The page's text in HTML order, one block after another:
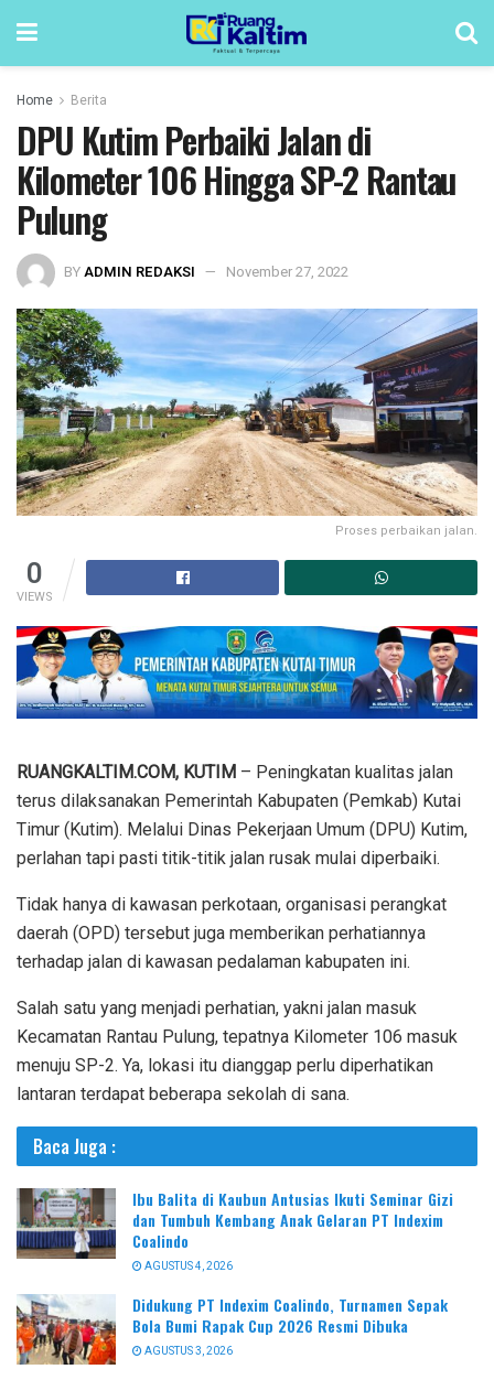
Home Berita
DPU Kutim Perbaiki Jalan di
Kilometer 106 Hingga SP-2 Rantau
Pulung
BYADMIN REDAKSI November 27, 2022
Proses perbaikan jalan.
0
VIEWS
RUANGKALTIM.COM, KUTIM – Peningkatan kualitas jalan
terus dilaksanakan Pemerintah Kabupaten (Pemkab) Kutai
Timur (Kutim). Melalui Dinas Pekerjaan Umum (DPU) Kutim,
perlahan tapi pasti titik-titik jalan rusak mulai diperbaiki.
Tidak hanya di kawasan perkotaan, organisasi perangkat
daerah (OPD) tersebut juga memberikan perhatiannya
terhadap jalan di kawasan pedalaman kabupaten ini.
Salah satu yang menjadi perhatian, yakni jalan masuk
Kecamatan Rantau Pulung, tepatnya Kilometer 106 masuk
menuju SP-2. Ya, lokasi itu dianggap perlu diperhatikan
lantaran terdapat beberapa sekolah di sana.
Baca Juga :
Ibu Balita di Kaubun Antusias Ikuti Seminar Gizi
dan Tumbuh Kembang Anak Gelaran PT Indexim
Coalindo
AGUSTUS 4, 2026
Didukung PT Indexim Coalindo, Turnamen Sepak
Bola Bumi Rapak Cup 2026 Resmi Dibuka
AGUSTUS 3, 2026